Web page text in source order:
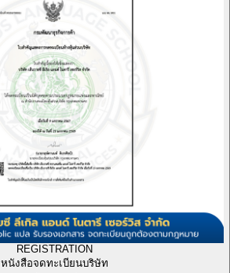
REGISTRATION
หนังสือจดทะเบียนบริษัท